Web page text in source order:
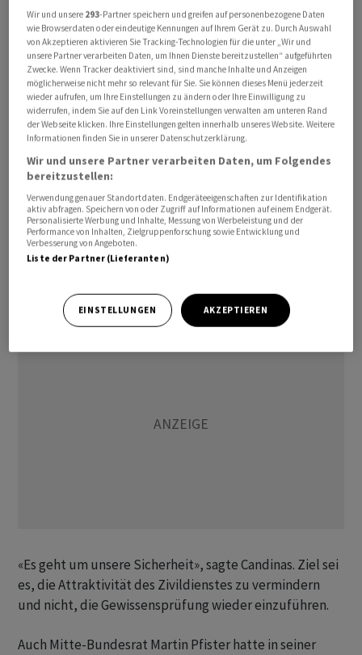
neuen Rekord. Gleichzeitig werden sinkende
Armeebestände erwartet. Um dem entgegenzuwirken,
soll es für die Soldaten weniger attraktiv werden, sich
aus der Armee zu verabschieden und in den Zivildienst
zu wechseln.
Klare Regeln schaffen
Nationalrat Martin Candinas (Mitte/GR) sagte in seiner
Regeln und positioniere den Zivildienst wieder als
Ersatzdienst für Männer mit «echten
Gewissenskonflikten». Heute bestünden
Gesetzeslücken, die faktisch zu einer Wahlfreiheit
geführt hätten.
«Es geht um unsere Sicherheit», sagte Candinas. Ziel sei
es, die Attraktivität des Zivildienstes zu vermindern
und nicht, die Gewissensprüfung wieder einzuführen.
Auch Mitte-Bundesrat Martin Pfister hatte in seiner
Wir und unsere 293-Partner speichern und greifen auf personenbezogene Daten
wie Browserdaten oder eindeutige Kennungen auf Ihrem Gerät zu. Durch Auswahl
von Akzeptieren aktivieren Sie Tracking-Technologien für die unter „Wir und
unsere Partner verarbeiten Daten, um Ihnen Dienste bereitzustellen“ aufgeführten
Zwecke. Wenn Tracker deaktiviert sind, sind manche Inhalte und Anzeigen
möglicherweise nicht mehr so relevant für Sie. Sie können dieses Menü jederzeit
wieder aufrufen, um Ihre Einstellungen zu ändern oder Ihre Einwilligung zu
widerrufen, indem Sie auf den Link Voreinstellungen verwalten am unteren Rand
der Webseite klicken. Ihre Einstellungen gelten innerhalb unseres Website. Weitere
Informationen finden Sie in unserer Datenschutzerklärung.
Wir und unsere Partner verarbeiten Daten, um Folgendes
bereitzustellen:
Verwendung genauer Standortdaten. Endgeräteeigenschaften zur Identifikation
aktiv abfragen. Speichern von oder Zugriff auf Informationen auf einem Endgerät.
Personalisierte Werbung und Inhalte, Messung von Werbeleistung und der
Performance von Inhalten, Zielgruppenforschung sowie Entwicklung und
Verbesserung von Angeboten.
Liste der Partner (Lieferanten)
EINSTELLUNGEN AKZEPTIEREN